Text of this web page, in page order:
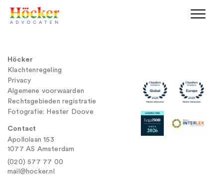
Höcker
Klachtenregeling
Privacy
Algemene voorwaarden
Rechtsgebieden registratie
Fotografie: Hester Doove
Contact
Apollolaan 153
1077 AS Amsterdam
(020) 577 77 00
mail@hocker.nl